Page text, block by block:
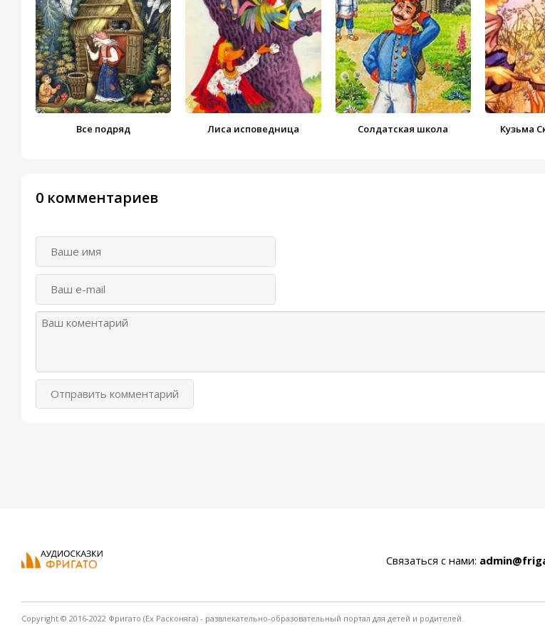
Все подряд Лиса исповедница Солдатская школа Кузьма
0 комментариев
Отправить комментарий
Связаться с нами:
Copyright © 2016-2022 Фригато (Ex Расконяга) - развлекательно-образовательный портал для детей и родителей.